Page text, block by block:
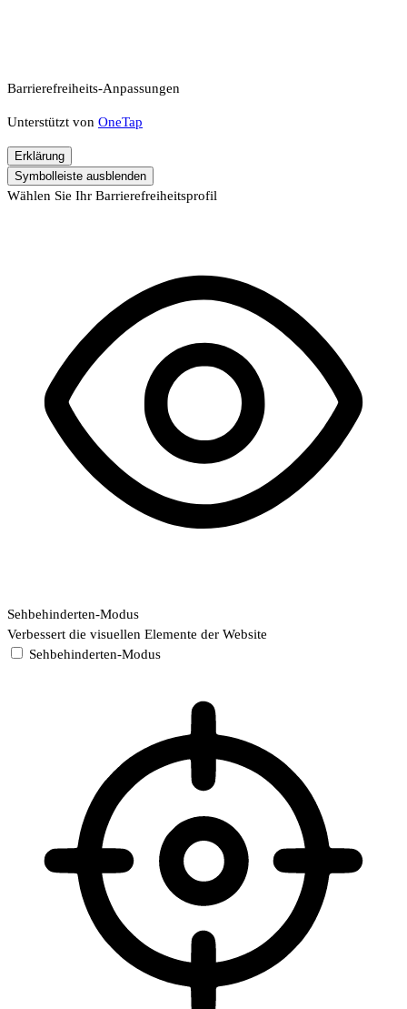
Barrierefreiheits-Anpassungen
Unterstützt von OneTap
Erklärung
Symbolleiste ausblenden
Wählen Sie Ihr Barrierefreiheitsprofil
Sehbehinderten-Modus
Verbessert die visuellen Elemente der Website
Sehbehinderten-Modus